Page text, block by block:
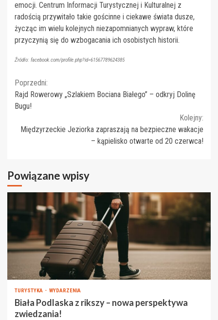
emocji. Centrum Informacji Turystycznej i Kulturalnej z
radością przywitało takie gościnne i ciekawe świata dusze,
życząc im wielu kolejnych niezapomnianych wypraw, które
przyczynią się do wzbogacania ich osobistych historii.
Źródło: facebook.com/profile.php?id=61567789624385
Continue
Reading
Poprzedni:
Rajd Rowerowy „Szlakiem Bociana Białego” – odkryj Dolinę
Bugu!
Kolejny:
Międzyrzeckie Jeziorka zapraszają na bezpieczne wakacje
– kąpielisko otwarte od 20 czerwca!
Powiązane wpisy
TURYSTYKA WYDARZENIA
Biała Podlaska z rikszy – nowa perspektywa
zwiedzania!